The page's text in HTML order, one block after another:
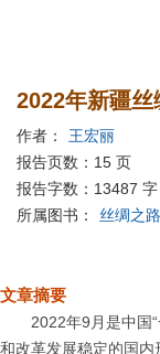
2022年新疆
作者： 王宏丽
报告页数：15 页
报告字数：13487 字
所属图书：
丝绸之
文章摘要
2022年9月是中国
和改革发展稳定的国